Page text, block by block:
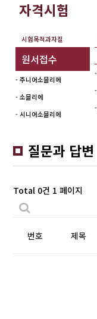
자격시험
시험목적과자질
원서접수
- 주니어소믈리에
- 소믈리에
- 시니어소믈리에
질문과 답변
Total 0건 1 페이지
번호 제목